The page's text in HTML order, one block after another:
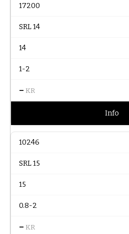
17200
SRL 14
14
1-2
– KR
Info
10246
SRL 15
15
0.8-2
– KR